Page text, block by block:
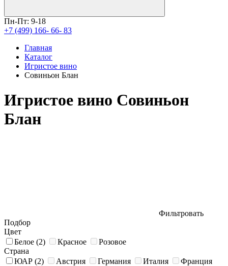
Пн-Пт: 9-18
+7 (499) 166- 66- 83
Главная
Каталог
Игристое вино
Совиньон Блан
Игристое вино Совиньон
Блан
Фильтровать
Подбор
Цвет
Белое (2) Красное
Розовое
Страна
ЮАР (2) Австрия Германия Италия
Франция